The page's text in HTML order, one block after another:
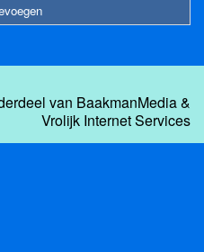
van BaakmanMedia&
Vrolijk Internet Services